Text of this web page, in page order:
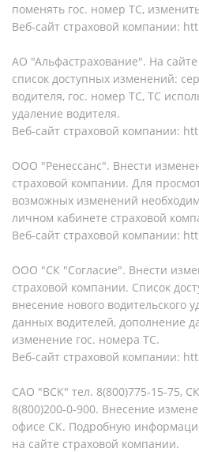
поменять гос. номер ТС,
Веб-сайт страховой компании:
АО "Альфастрахование". На
список доступных изменений:
водителя, гос. номер ТС, ТС
удаление водителя.
Веб-сайт страховой компании:
ООО "Ренессанс". Внести
страховой компании. Для
возможных изменений
личном кабинете страховой
Веб-сайт страховой компании:
ООО "СК "Согласие". Внести
страховой компании. Список
внесение нового водительского
данных водителей, дополнение
изменение гос. номера ТС.
Веб-сайт страховой компании:
САО "ВСК" тел. 8(800)775-15-75,
8(800)200-0-900. Внесение
офисе СК. Подробную
на сайте страховой компании.